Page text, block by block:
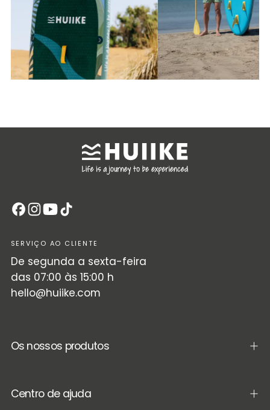
SERVIÇO AO CLIENTE
De segunda a sexta-feira
das 07:00 às 15:00 h
hello@huiike.com
Os nossos produtos
Centro de ajuda